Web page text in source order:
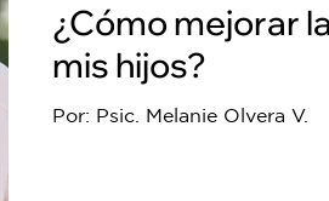
¿Cómo mejorar
mis hijos?
Por: Psic. Melanie Olvera V.